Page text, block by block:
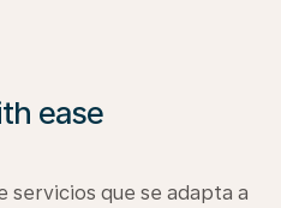
ease
servicios que se adapta a